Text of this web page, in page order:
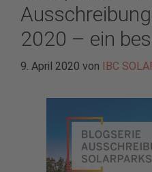
2020 – ein
9. April 2020 von IBC